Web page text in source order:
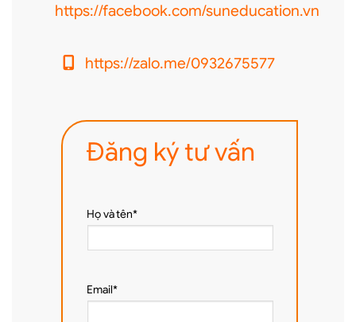
https://facebook.com/suneducation.vn
https://zalo.me/0932675577
Đăng ký tư vấn
Họ và tên*
Email*